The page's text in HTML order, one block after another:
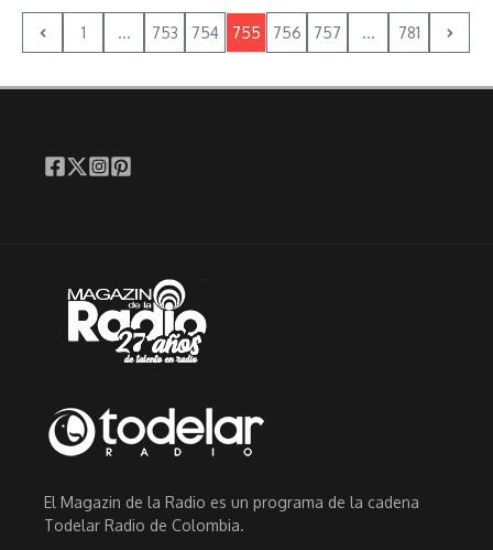
1 ... 753 754 755 756 757 ... 781
El Magazin de la Radio es un programa de la cadena
Todelar Radio de Colombia.